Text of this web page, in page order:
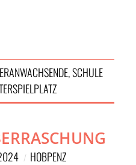
SCHULE
HOBPENZ